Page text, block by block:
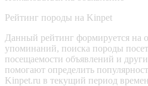
Рейтинг породы на Kinpet
Данный рейтинг формируется на
упоминаний, поиска породы
посещаемости объявлений и
помогают определить
Kinpet.ru в текущий период